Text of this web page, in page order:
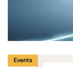
News
Events